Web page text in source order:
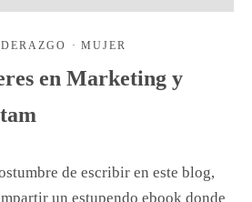
· MUJER
en Marketing y
de escribir en este blog,
un estupendo ebook donde